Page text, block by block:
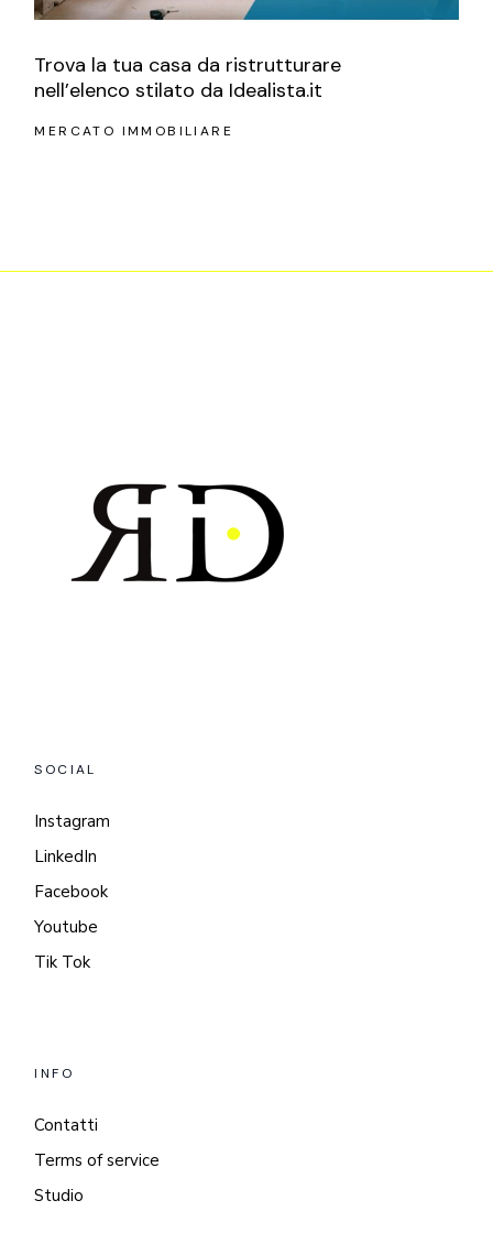
Trova la tua casa da ristrutturare
nell’elenco stilato da Idealista.it
MERCATO IMMOBILIARE
SOCIAL
Instagram
LinkedIn
Facebook
Youtube
Tik Tok
INFO
Contatti
Terms of service
Studio